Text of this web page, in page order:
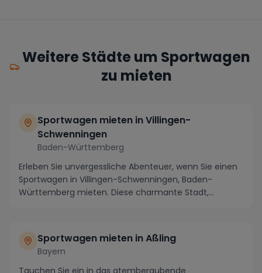
Weitere Städte um Sportwagen
zu mieten
Sportwagen mieten in Villingen-
Schwenningen
Baden-Württemberg
Erleben Sie unvergessliche Abenteuer, wenn Sie einen
Sportwagen in Villingen-Schwenningen, Baden-
Württemberg mieten. Diese charmante Stadt,
Sportwagen mieten in Aßling
Bayern
Tauchen Sie ein in das atemberaubende